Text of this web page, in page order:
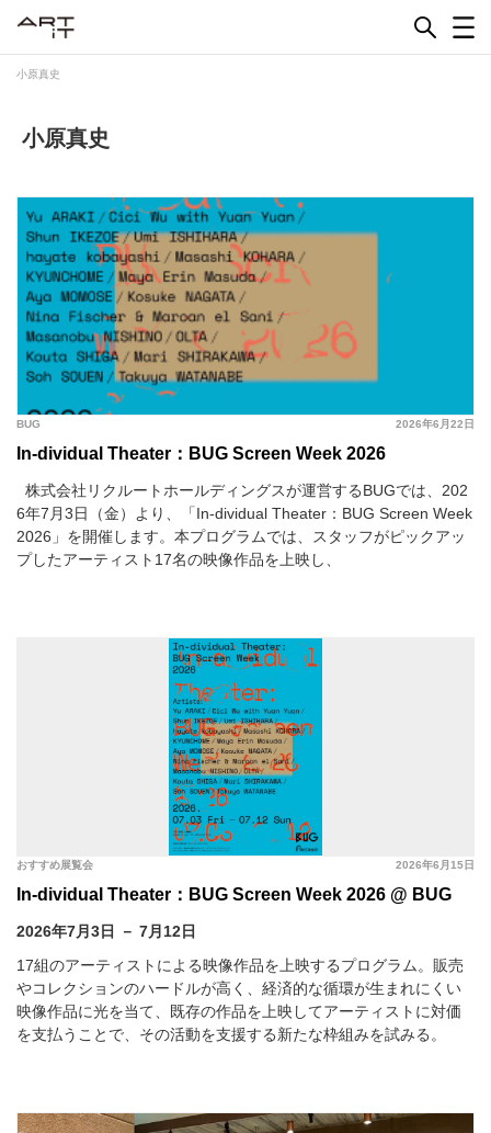
小原真史
小原真史
2026年6月22日
BUG
In-dividual Theater：BUG Screen Week 2026
株式会社リクルートホールディングスが運営するBUGでは、202
6年7月3日（金）より、「In-dividual Theater：BUG Screen Week
2026」を開催します。本プログラムでは、スタッフがピックアッ
プしたアーティスト17名の映像作品を上映し、
2026年6月15日
おすすめ展覧会
In-dividual Theater：BUG Screen Week 2026 @ BUG
2026年7月3日 － 7月12日
17組のアーティストによる映像作品を上映するプログラム。販売
やコレクションのハードルが高く、経済的な循環が生まれにくい
映像作品に光を当て、既存の作品を上映してアーティストに対価
を支払うことで、その活動を支援する新たな枠組みを試みる。